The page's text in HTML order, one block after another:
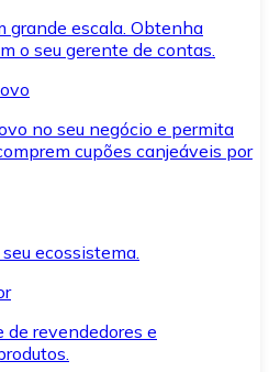
grande escala. Obtenha
o seu gerente de contas.
no seu negócio e permita
cupões canjeáveis por
ecossistema.
de revendedores e